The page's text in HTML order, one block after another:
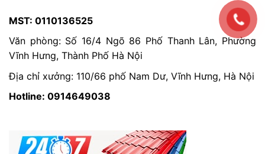
MST: 0110136525
Văn phòng: Số 16/4 Ngõ 86 Phố Thanh Lân, Phường
Vĩnh Hưng, Thành Phố Hà Nội
Địa chỉ xưởng: 110/66 phố Nam Dư, Vĩnh Hưng, Hà Nội
Hotline: 0914649038